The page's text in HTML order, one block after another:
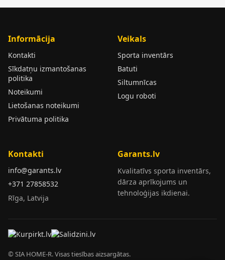
Informācija
Kontakti
Sīkdatņu izmantošanas
politika
Noteikumi
Lietošanas noteikumi
Privātuma politika
Veikals
Sporta inventārs
Batuti
Siltumnīcas
Logu roboti
Kontakti
info@garants.lv
+371 27858532
Rīga, Latvija
Garants.lv
Kvalitatīvs sporta inventārs,
dārza aprīkojums un
tehnoloģijas ikdienai.
© SIA HOME-R. Visas tiesības aizsargātas.